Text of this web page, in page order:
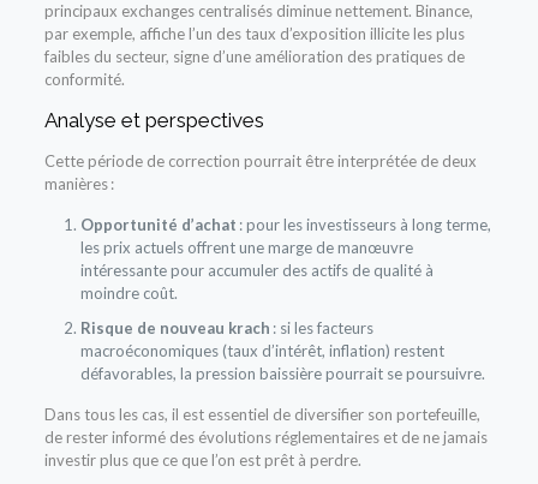
principaux exchanges centralisés diminue nettement. Binance,
par exemple, affiche l’un des taux d’exposition illicite les plus
faibles du secteur, signe d’une amélioration des pratiques de
conformité.
Analyse et perspectives
Cette période de correction pourrait être interprétée de deux
manières :
Opportunité d’achat : pour les investisseurs à long terme,
les prix actuels offrent une marge de manœuvre
intéressante pour accumuler des actifs de qualité à
moindre coût.
Risque de nouveau krach : si les facteurs
macroéconomiques (taux d’intérêt, inflation) restent
défavorables, la pression baissière pourrait se poursuivre.
Dans tous les cas, il est essentiel de diversifier son portefeuille,
de rester informé des évolutions réglementaires et de ne jamais
investir plus que ce que l’on est prêt à perdre.